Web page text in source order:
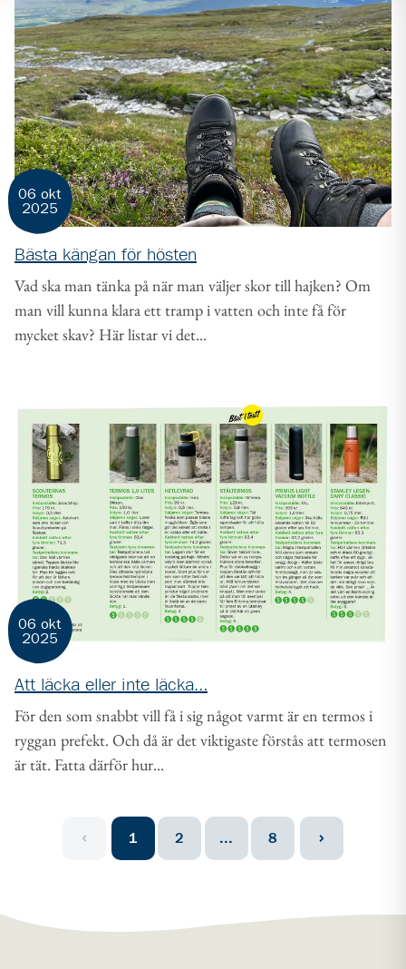
06 okt
2025
Bästa kängan för hösten
Vad ska man tänka på när man väljer skor till hajken? Om
man vill kunna klara ett tramp i vatten och inte få för
mycket skav? Här listar vi det...
06 okt
2025
Att läcka eller inte läcka…
För den som snabbt vill få i sig något varmt är en termos i
ryggan prefekt. Och då är det viktigaste förstås att termosen
är tät. Fatta därför hur...
Föregående sida
1 2 ... 8 Nästa sida